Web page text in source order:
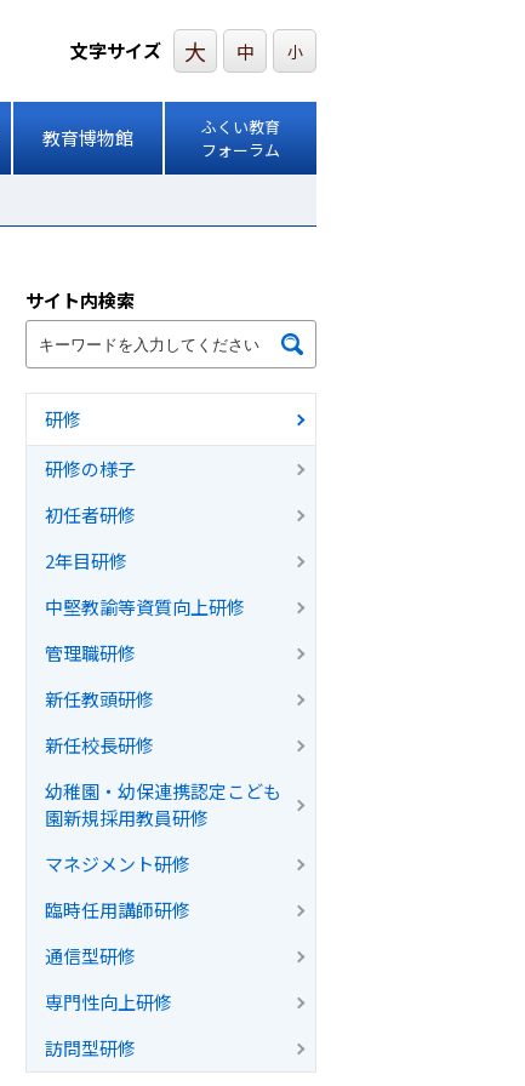
文字サイズ 大 中 小
教育博物館
ふくい教育
フォーラム
サイト内検索
研修
研修の様子
初任者研修
2年目研修
中堅教諭等資質向上研修
管理職研修
新任教頭研修
新任校長研修
幼稚園・幼保連携認定こども
園新規採用教員研修
マネジメント研修
臨時任用講師研修
通信型研修
専門性向上研修
訪問型研修